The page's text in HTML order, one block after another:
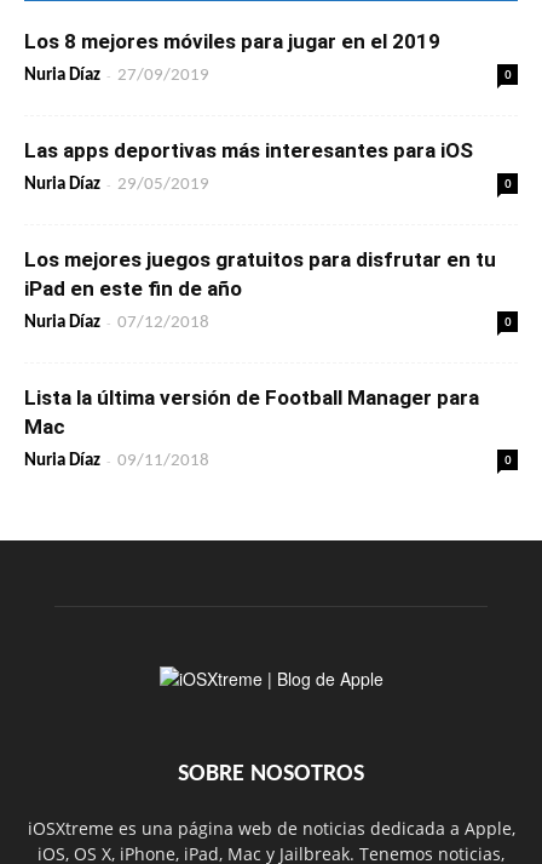
Los 8 mejores móviles para jugar en el 2019
Nuria Díaz - 27/09/2019 0
Las apps deportivas más interesantes para iOS
Nuria Díaz - 29/05/2019 0
Los mejores juegos gratuitos para disfrutar en tu
iPad en este fin de año
Nuria Díaz - 07/12/2018 0
Lista la última versión de Football Manager para
Mac
Nuria Díaz - 09/11/2018 0
SOBRE NOSOTROS
iOSXtreme es una página web de noticias dedicada a Apple,
iOS, OS X, iPhone, iPad, Mac y Jailbreak. Tenemos noticias,